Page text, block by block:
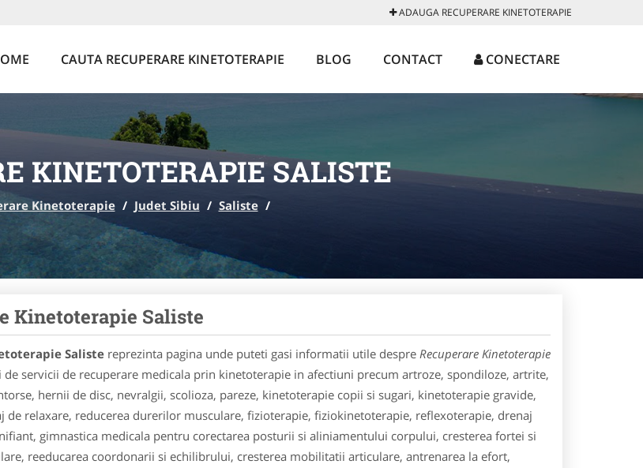
ADAUGA RECUPERARE KINETOTERAPIE
CAUTA RECUPERARE KINETOTERAPIE BLOG CONTACT CONECTARE
KINETOTERAPIE SALISTE
Kinetoterapie / Judet Sibiu / Saliste /
Kinetoterapie Saliste
Salistereprezinta pagina unde puteti gasi informatii utile despre Recuperare Kinetoterapie
de servicii de recuperare medicala prin kinetoterapie in afectiuni precum artroze, spondiloze, artrite,
hernii de disc, nevralgii, scolioza, pareze, kinetoterapie copii si sugari, kinetoterapie gravide,
de relaxare, reducerea durerilor musculare, fizioterapie, fiziokinetoterapie, reflexoterapie, drenaj
gimnastica medicala pentru corectarea posturii si aliniamentului corpului, cresterea fortei si
reeducarea coordonarii si echilibrului, cresterea mobilitatii articulare, antrenarea la efort,